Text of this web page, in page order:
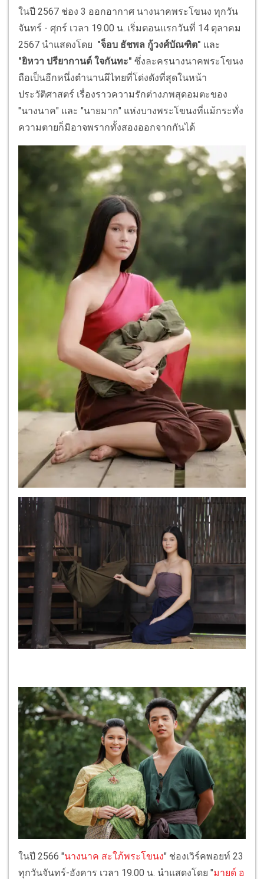
ในปี 2567 ช่อง 3 ออกอากาศ นางนาคพระโขนง ทุกวัน
จันทร์ - ศุกร์ เวลา 19.00 น. เริ่มตอนแรกวันที่ 14 ตุลาคม
2567 นำแสดงโดย "จ็อบ ธัชพล กู้วงศ์บัณฑิต" และ
"ยิหวา ปรียากานต์ ใจกันทะ" ซึ่งละครนางนาคพระโขนง
ถือเป็นอีกหนึ่งตำนานผีไทยที่โด่งดังที่สุดในหน้า
ประวัติศาสตร์ เรื่องราวความรักต่างภพสุดอมตะของ
"นางนาค" และ "นายมาก" แห่งบางพระโขนงที่แม้กระทั่ง
ความตายก็มิอาจพรากทั้งสองออกจากกันได้
ในปี 2566 "นางนาค สะใภ้พระโขนง" ช่องเวิร์คพอยท์ 23
ทุกวันจันทร์-อังคาร เวลา 19.00 น. นำแสดงโดย "มายด์ อ